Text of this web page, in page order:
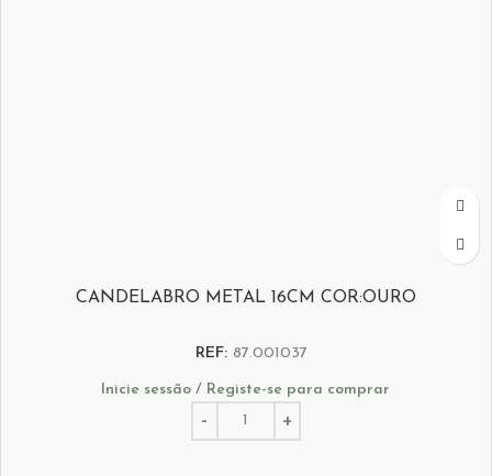
CANDELABRO METAL 16CM COR:OURO
REF: 87.001037
Inicie sessão / Registe-se para comprar